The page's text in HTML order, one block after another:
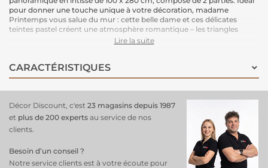
pour donner une touche unique à votre décoration, madame
Printemps vous salue du mur : cette belle dame et ces délicates
teintes pastel créent une atmosphère romantique – les triangles
géométriques du papier peint donnent une touche de modernité à
Le support intissé garantit une installation facile : il vous suffit
d'enduire le mur de colle pour poser ce papier peint en toute
Support : Intissé
Pose : Encollage du mur, pose facile.
Lire la suite
CARACTÉRISTIQUES
Décor Discount, c'est 23 magasins depuis 1987
et plus de 200 experts au service de nos
clients.
Besoin d’un conseil ?
Notre service clients est à votre écoute pour